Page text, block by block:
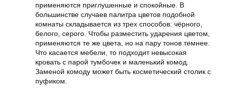
применяются приглушенные и спокойные. В
большинстве случаев палитра цветов подобной
комнаты складывается из трех способов: чёрного,
белого, серого. Чтобы разместить ударения цветом,
применяются те же цвета, но на пару тонов темнее.
Что касается мебели, то подходит невысокая
кровать с парой тумбочек и маленький комод.
Заменой комоду может быть косметический столик с
пуфиком.